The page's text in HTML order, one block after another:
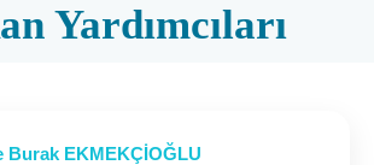
Yardımcıları
Burak EKMEKÇİOĞLU